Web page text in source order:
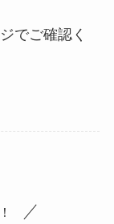
でご確認く